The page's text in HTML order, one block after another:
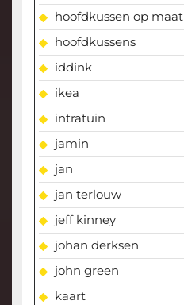
hoofdkussen op maat
hoofdkussens
iddink
ikea
intratuin
jamin
jan
jan terlouw
jeff kinney
johan derksen
john green
kaart